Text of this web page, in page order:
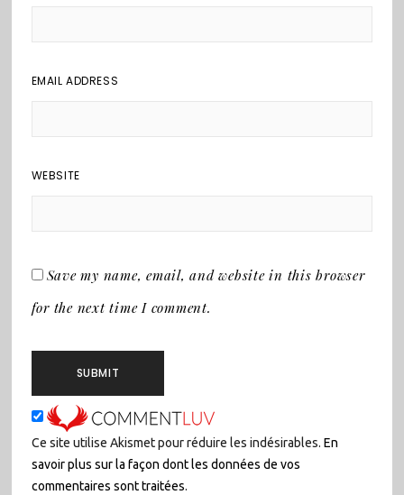
EMAIL ADDRESS
WEBSITE
Save my name, email, and website in this browser
for the next time I comment.
Ce site utilise Akismet pour réduire les indésirables. En
savoir plus sur la façon dont les données de vos
commentaires sont traitées.